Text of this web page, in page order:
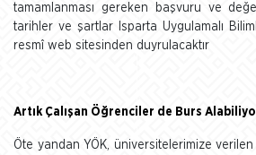
tamamlanması gereken başvuru ve
tarihler ve şartlar Isparta Uygulamalı
resmî web sitesinden duyrulacaktır
Artık Çalışan Öğrenciler de Burs
Öte yandan YÖK, üniversitelerimize